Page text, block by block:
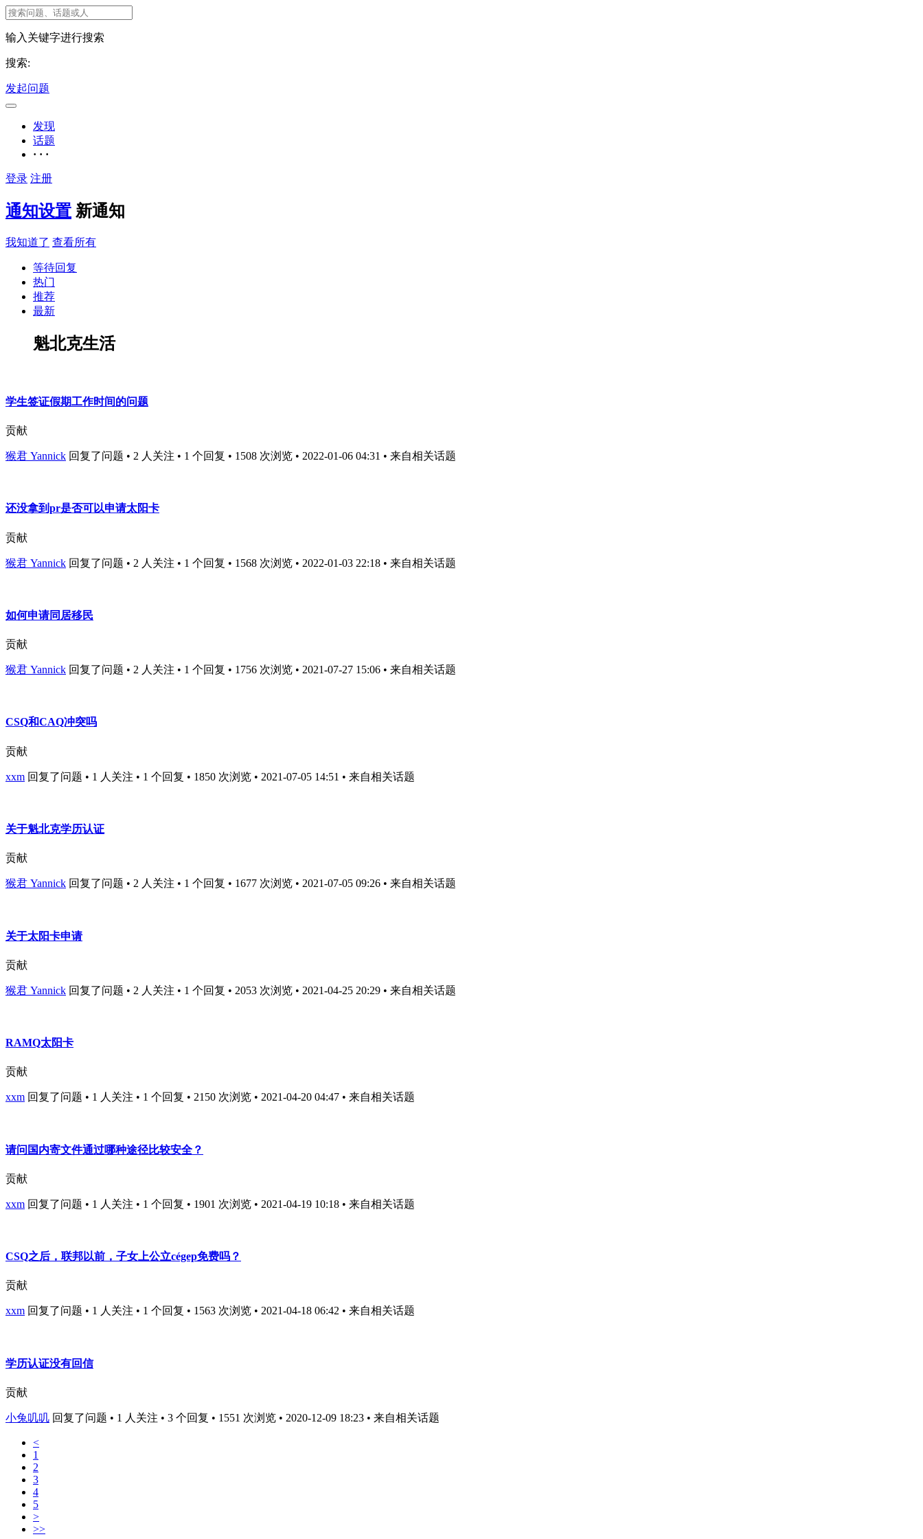
输入关键字进行搜索
搜索:
发起问题
发现
话题
· · ·
登录 注册
通知设置 新通知
我知道了 查看所有
等待回复
热门
推荐
最新
魁北克生活
学生签证假期工作时间的问题
贡献
猴君 Yannick 回复了问题 • 2 人关注 • 1 个回复 • 1508 次浏览 • 2022-01-06 04:31 • 来自相关话题
还没拿到pr是否可以申请太阳卡
贡献
猴君 Yannick 回复了问题 • 2 人关注 • 1 个回复 • 1568 次浏览 • 2022-01-03 22:18 • 来自相关话题
如何申请同居移民
贡献
猴君 Yannick 回复了问题 • 2 人关注 • 1 个回复 • 1756 次浏览 • 2021-07-27 15:06 • 来自相关话题
CSQ和CAQ冲突吗
贡献
xxm 回复了问题 • 1 人关注 • 1 个回复 • 1850 次浏览 • 2021-07-05 14:51 • 来自相关话题
关于魁北克学历认证
贡献
猴君 Yannick 回复了问题 • 2 人关注 • 1 个回复 • 1677 次浏览 • 2021-07-05 09:26 • 来自相关话题
关于太阳卡申请
贡献
猴君 Yannick 回复了问题 • 2 人关注 • 1 个回复 • 2053 次浏览 • 2021-04-25 20:29 • 来自相关话题
RAMQ太阳卡
贡献
xxm 回复了问题 • 1 人关注 • 1 个回复 • 2150 次浏览 • 2021-04-20 04:47 • 来自相关话题
请问国内寄文件通过哪种途径比较安全？
贡献
xxm 回复了问题 • 1 人关注 • 1 个回复 • 1901 次浏览 • 2021-04-19 10:18 • 来自相关话题
CSQ之后，联邦以前，子女上公立cégep免费吗？
贡献
xxm 回复了问题 • 1 人关注 • 1 个回复 • 1563 次浏览 • 2021-04-18 06:42 • 来自相关话题
学历认证没有回信
贡献
小兔叽叽 回复了问题 • 1 人关注 • 3 个回复 • 1551 次浏览 • 2020-12-09 18:23 • 来自相关话题
<
1
2
3
4
5
>
>>